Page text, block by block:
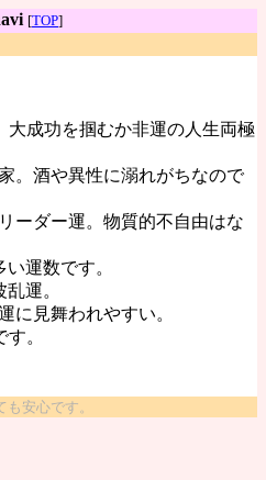
[TOP]
大成功を掴むか非運の人生両極
。酒や異性に溺れがちなので
ーダー運。物質的不自由はな
運数です。
運。
見舞われやすい。
。
安心です。